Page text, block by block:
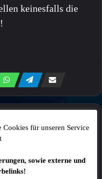
keinesfalls die
Cookies für unseren Service
sowie externe und